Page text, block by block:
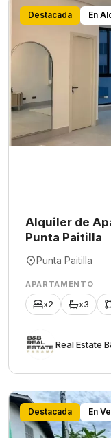
Destacada En
Alquiler de
Punta Paitilla
Punta Paitilla
APARTAMENTO
x2 x3
Rеаl Еstаtе
Destacada En